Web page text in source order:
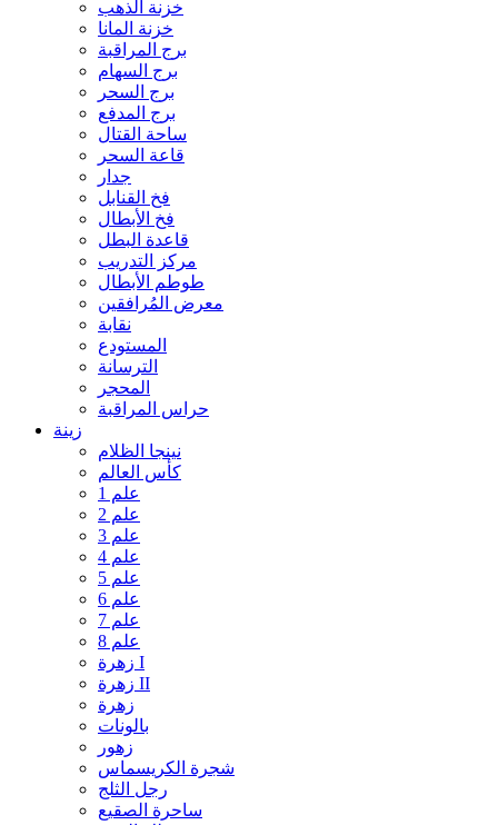
خزنة الذهب
خزنة المانا
برج المراقبة
برج السهام
برج السحر
برج المدفع
ساحة القتال
قاعة السحر
جدار
فخ القنابل
فخ الأبطال
قاعدة البطل
مركز التدريب
طوطم الأبطال
معرض المُرافقين
نقابة
المستودع
الترسانة
المحجر
حراس المراقبة
زينة
نينجا الظلام
كأس العالم
علم 1
علم 2
علم 3
علم 4
علم 5
علم 6
علم 7
علم 8
زهرة I
زهرة II
زهرة
بالونات
زهور
شجرة الكريسماس
رجل الثلج
ساحرة الصقيع